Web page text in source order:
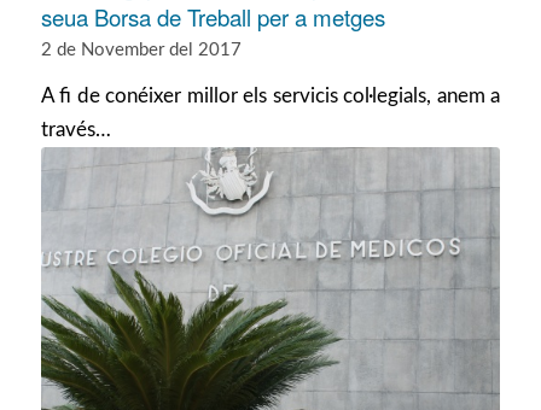
seua Borsa de Treball per a metges
2 de November del 2017
A fi de conéixer millor els servicis col·legials, anem a
través…